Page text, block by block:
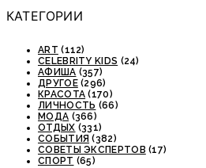
КАТЕГОРИИ
ART (112)
CELEBRITY KIDS (24)
АФИША (357)
ДРУГОЕ(296)
КРАСОТА (170)
ЛИЧНОСТЬ (66)
МОДА (366)
ОТДЫХ (331)
СОБЫТИЯ (382)
СОВЕТЫ ЭКСПЕРТОВ (17)
СПОРТ (65)